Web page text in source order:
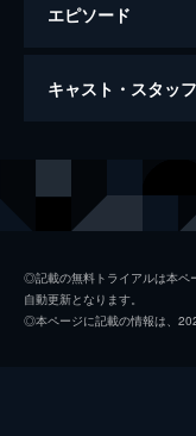
エピソード
第１話 復讐の真っ赤
だまされてしまった
ヒラに、ジンはあるこ
第２話 心を癒やすト
願いが叶い、その力
が、ヒラはジンに契約
キャスト・スタッフ
脚本
◎記載の無料トライアルは本ペ
自動更新となります。
◎本ページに記載の情報は、